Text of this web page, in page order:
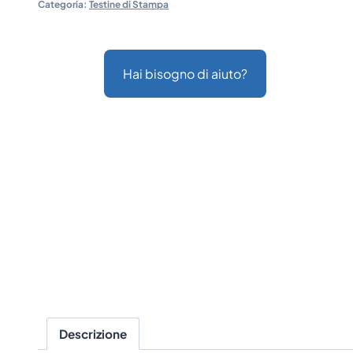
Categoria: Testine di Stampa
Hai bisogno di aiuto?
Descrizione